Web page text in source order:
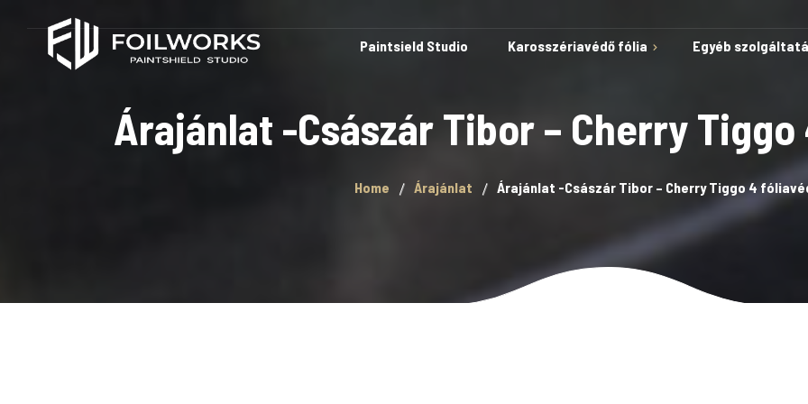
Paintsield Studio Karosszériavédő fólia
horzsolások ellen
Egyéb
Árajánlat -Császár Tibor – Cherry
Home Árajánlat Árajánlat -Császár Tibor – Cherry Tiggo 4